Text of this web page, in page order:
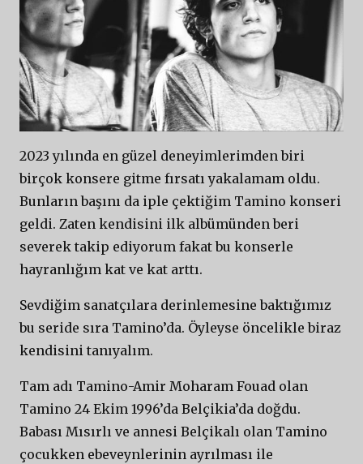
2023 yılında en güzel deneyimlerimden biri
birçok konsere gitme fırsatı yakalamam oldu.
Bunların başını da iple çektiğim Tamino konseri
geldi. Zaten kendisini ilk albümünden beri
severek takip ediyorum fakat bu konserle
hayranlığım kat ve kat arttı.
Sevdiğim sanatçılara derinlemesine baktığımız
bu seride sıra Tamino’da. Öyleyse öncelikle biraz
kendisini tanıyalım.
Tam adı Tamino-Amir Moharam Fouad olan
Tamino 24 Ekim 1996’da Belçikia’da doğdu.
Babası Mısırlı ve annesi Belçikalı olan Tamino
çocukken ebeveynlerinin ayrılması ile